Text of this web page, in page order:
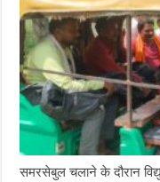
समरसेबुल चलाने के दौरान